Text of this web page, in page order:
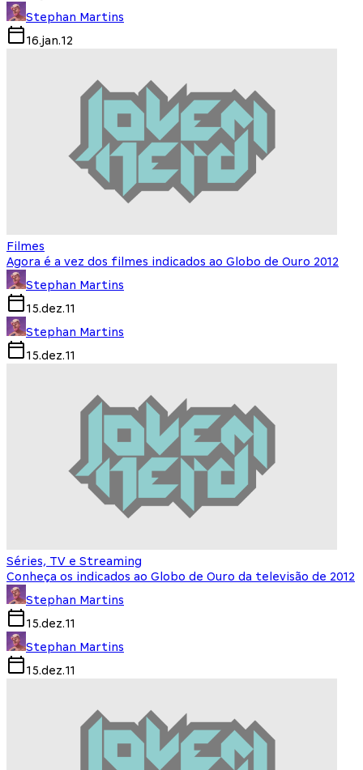
Stephan Martins
16.jan.12
Filmes
Agora é a vez dos filmes indicados ao Globo de Ouro 2012
Stephan Martins
15.dez.11
Stephan Martins
15.dez.11
Séries, TV e Streaming
Conheça os indicados ao Globo de Ouro da televisão de 2012
Stephan Martins
15.dez.11
Stephan Martins
15.dez.11